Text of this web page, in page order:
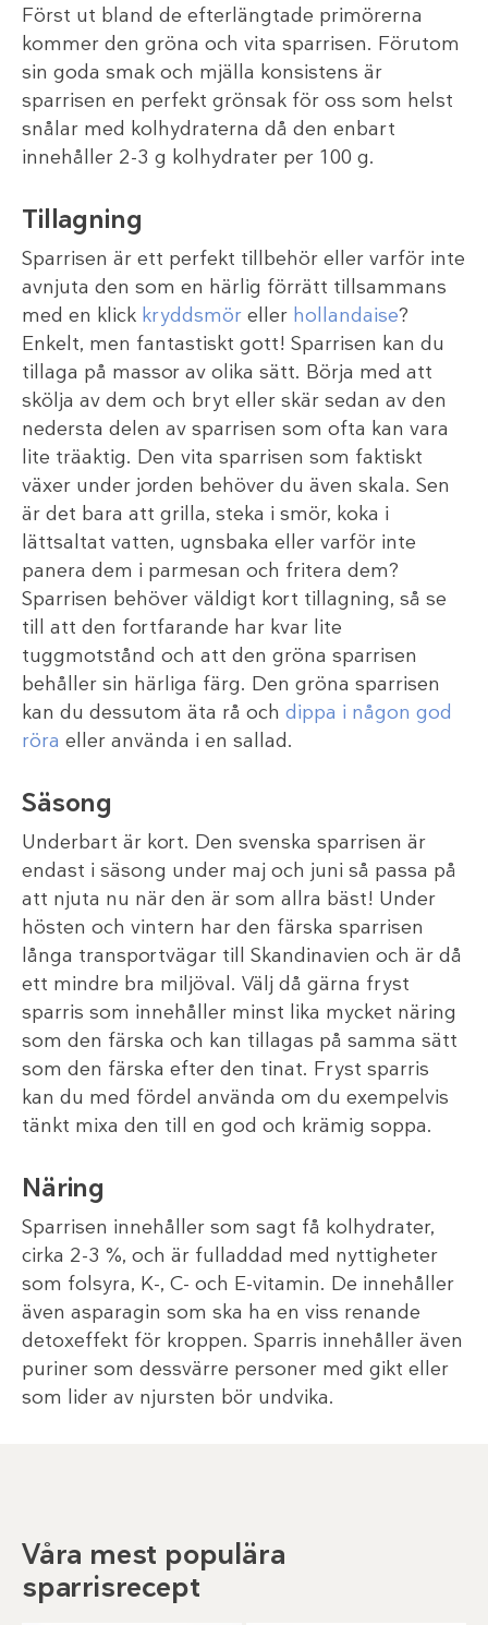
Först ut bland de efterlängtade primörerna
kommer den gröna och vita sparrisen. Förutom
sin goda smak och mjälla konsistens är
sparrisen en perfekt grönsak för oss som helst
snålar med kolhydraterna då den enbart
innehåller 2-3 g kolhydrater per 100 g.
Tillagning
Sparrisen är ett perfekt tillbehör eller varför inte
avnjuta den som en härlig förrätt tillsammans
med en klick kryddsmör eller hollandaise?
Enkelt, men fantastiskt gott! Sparrisen kan du
tillaga på massor av olika sätt. Börja med att
skölja av dem och bryt eller skär sedan av den
nedersta delen av sparrisen som ofta kan vara
lite träaktig. Den vita sparrisen som faktiskt
växer under jorden behöver du även skala. Sen
är det bara att grilla, steka i smör, koka i
lättsaltat vatten, ugnsbaka eller varför inte
panera dem i parmesan och fritera dem?
Sparrisen behöver väldigt kort tillagning, så se
till att den fortfarande har kvar lite
tuggmotstånd och att den gröna sparrisen
behåller sin härliga färg. Den gröna sparrisen
kan du dessutom äta rå och dippa i någon god
röra eller använda i en sallad.
Säsong
Underbart är kort. Den svenska sparrisen är
endast i säsong under maj och juni så passa på
att njuta nu när den är som allra bäst! Under
hösten och vintern har den färska sparrisen
långa transportvägar till Skandinavien och är då
ett mindre bra miljöval. Välj då gärna fryst
sparris som innehåller minst lika mycket näring
som den färska och kan tillagas på samma sätt
som den färska efter den tinat. Fryst sparris
kan du med fördel använda om du exempelvis
tänkt mixa den till en god och krämig soppa.
Näring
Sparrisen innehåller som sagt få kolhydrater,
cirka 2-3 %, och är fulladdad med nyttigheter
som folsyra, K-, C- och E-vitamin. De innehåller
även asparagin som ska ha en viss renande
detoxeffekt för kroppen. Sparris innehåller även
puriner som dessvärre personer med gikt eller
som lider av njursten bör undvika.
Våra mest populära
sparrisrecept